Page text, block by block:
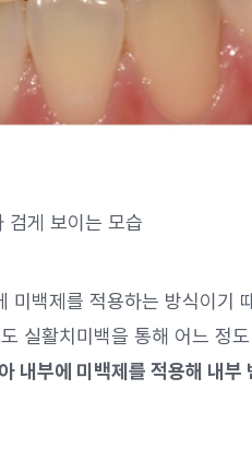
게 보이는 모습
미백제를 적용하는 방식이기
실활치미백을 통해 어느 정
내부에 미백제를 적용해 내부